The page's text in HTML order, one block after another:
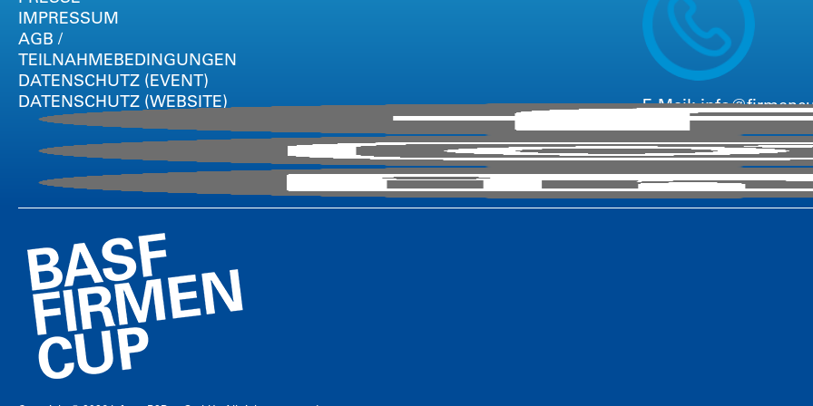
IMPRESSUM
AGB /
TEILNAHMEBEDINGUNGEN
DATENSCHUTZ (EVENT)
DATENSCHUTZ (WEBSITE)
E-Mail:
Telefon: +